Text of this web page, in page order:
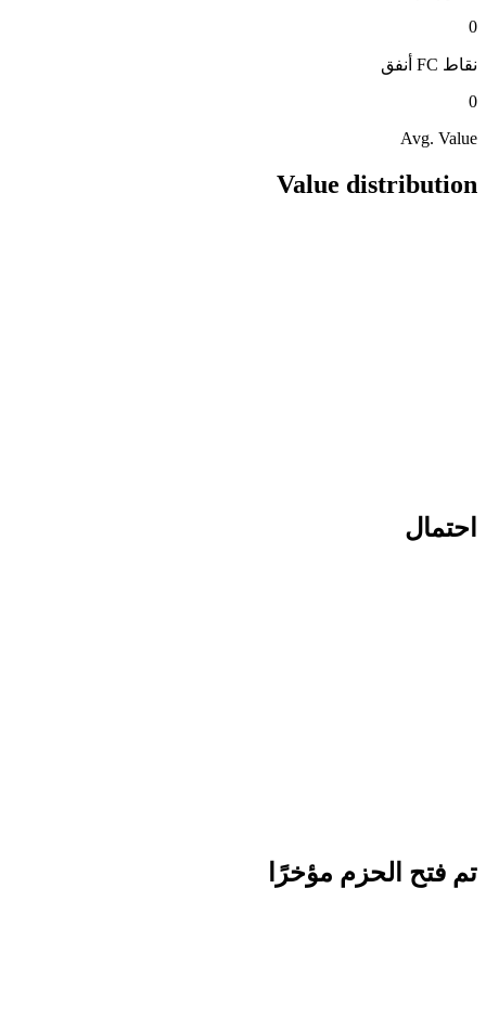
0
نقاط FC
أنفق
0
Avg. Value
Value distribution
احتمال
تم فتح الحزم مؤخرًا